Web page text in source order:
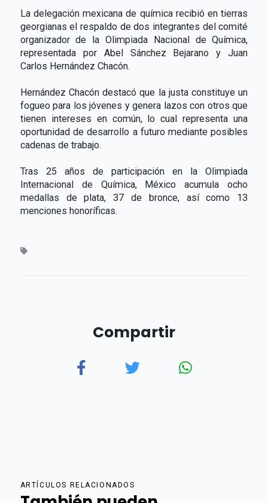
La delegación mexicana de química recibió en tierras
georgianas el respaldo de dos integrantes del comité
organizador de la Olimpiada Nacional de Química,
representada por Abel Sánchez Bejarano y Juan
Carlos Hernández Chacón.
Hernández Chacón destacó que la justa constituye un
fogueo para los jóvenes y genera lazos con otros que
tienen intereses en común, lo cual representa una
oportunidad de desarrollo a futuro mediante posibles
cadenas de trabajo.
Tras 25 años de participación en la Olimpiada
Internacional de Química, México acumula ocho
medallas de plata, 37 de bronce, así como 13
menciones honoríficas.
Compartir
ARTÍCULOS RELACIONADOS